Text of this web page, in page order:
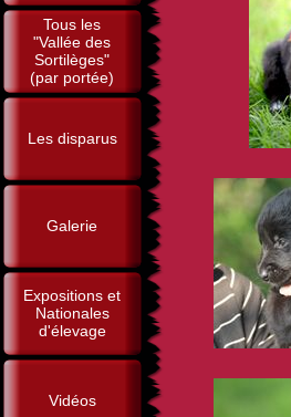
Tous les
"Vallée des
Sortilèges"
(par portée)
Les disparus
Galerie
Expositions et
Nationales
d'élevage
Vidéos